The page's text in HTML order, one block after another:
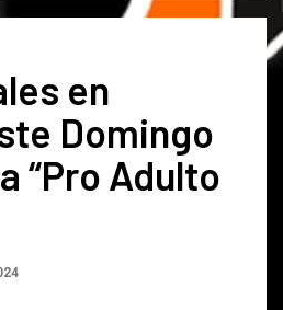
en
Domingo
“Pro Adulto